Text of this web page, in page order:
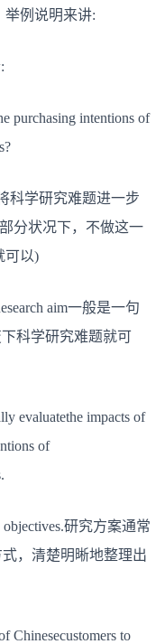
举例说明来讲:
purchasing intentions of
科学研究难题进一步
分状况下，不做这一
可以)
aim一般是一句
科学研究难题就可
evaluatethe impacts of
of
研究方案通常
，清楚明晰地整理出
Chinesecustomers to